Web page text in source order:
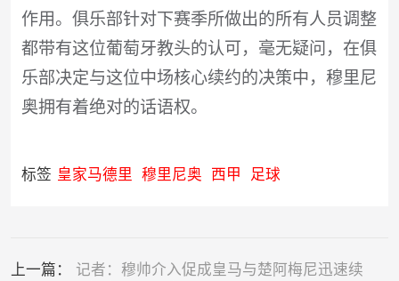
作用。俱乐部针对下赛季所做出的所有人员调整
都带有这位葡萄牙教头的认可，毫无疑问，在俱
乐部决定与这位中场核心续约的决策中，穆里尼
奥拥有着绝对的话语权。
标签 皇家马德里 穆里尼奥 西甲 足球
上一篇： 记者：穆帅介入促成皇马与楚阿梅尼迅速续